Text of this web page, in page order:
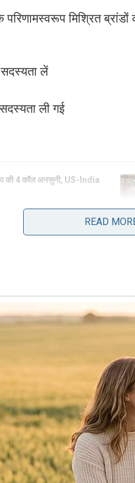
परिणामस्वरूप मिश्रित
सदस्यता लें
ली गई
की 4 कॉल अनसुनी, US-India
करें
READ